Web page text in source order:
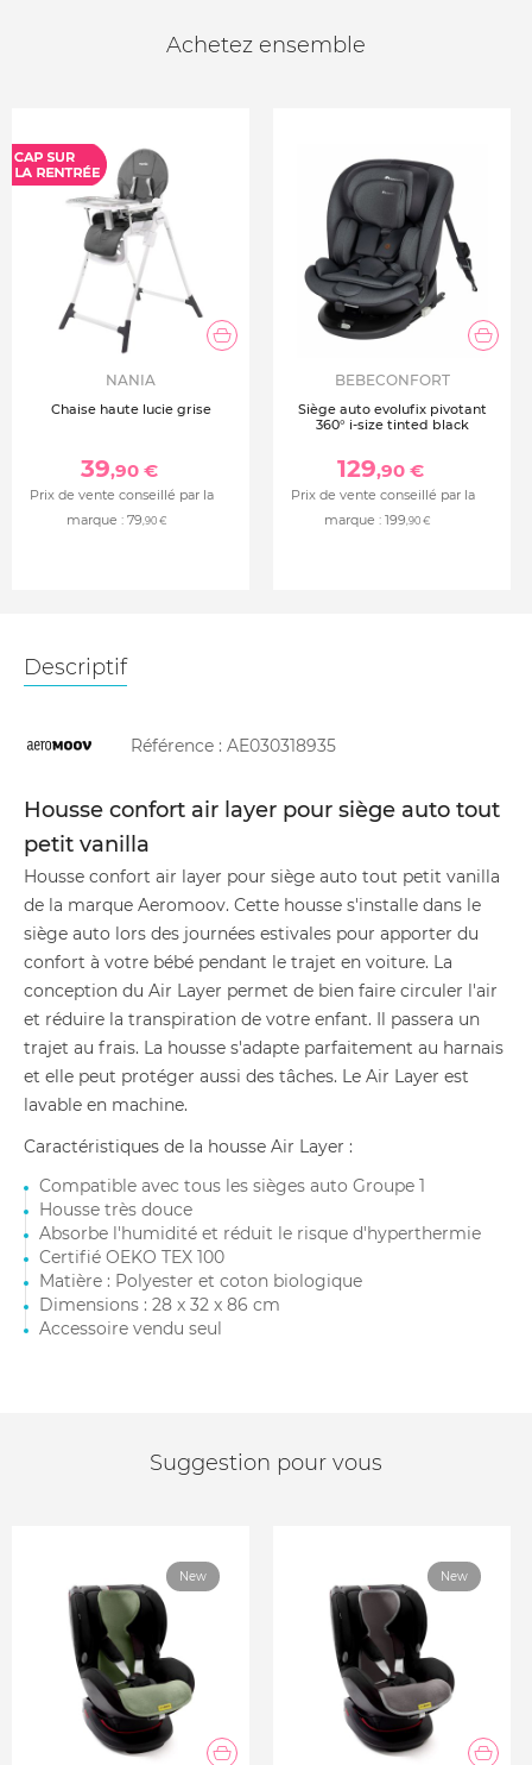
Achetez ensemble
NANIA
Chaise haute lucie grise
39,90 €
Prix de vente conseillé par la
marque : 79,90 €
BEBECONFORT
Siège auto evolufix pivotant
360° i-size tinted black
129,90 €
Prix de vente conseillé par la
marque : 199,90 €
Descriptif
Référence : AE030318935
Housse confort air layer pour siège auto tout
petit vanilla
Housse confort air layer pour siège auto tout petit vanilla
de la marque Aeromoov. Cette housse s'installe dans le
siège auto lors des journées estivales pour apporter du
confort à votre bébé pendant le trajet en voiture. La
conception du Air Layer permet de bien faire circuler l'air
et réduire la transpiration de votre enfant. Il passera un
trajet au frais. La housse s'adapte parfaitement au harnais
et elle peut protéger aussi des tâches. Le Air Layer est
lavable en machine.
Caractéristiques de la housse Air Layer :
Compatible avec tous les sièges auto Groupe 1
Housse très douce
Absorbe l'humidité et réduit le risque d'hyperthermie
Certifié OEKO TEX 100
Matière : Polyester et coton biologique
Dimensions : 28 x 32 x 86 cm
Accessoire vendu seul
Suggestion pour vous
New New